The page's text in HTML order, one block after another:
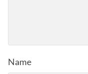
Name